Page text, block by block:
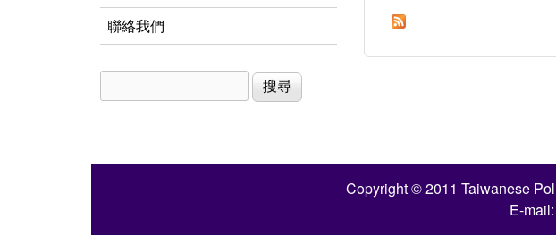
聯絡我們
搜尋表單
Copyright © 2011 Taiwanese
E-mail: